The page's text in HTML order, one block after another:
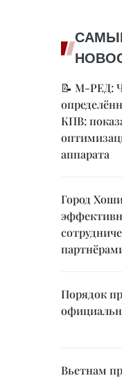
📝 М-РЕД:
КПВ:
аппарата
Город
Порядок
Вьетнам